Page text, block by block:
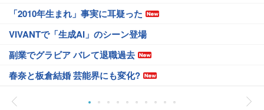
「2010年生まれ」事実に耳疑った
VIVANTで「生成AI」のシーン登場
副業でグラビア バレて退職過去
春奈と板倉結婚 芸能界にも変化?